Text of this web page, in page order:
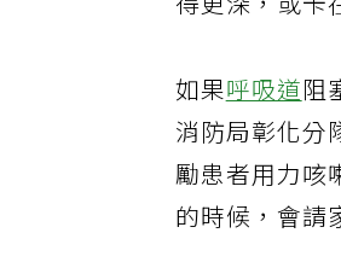
得更深，或卡
如果呼吸道阻
消防局彰化分
勵患者用力咳
的時候，會請